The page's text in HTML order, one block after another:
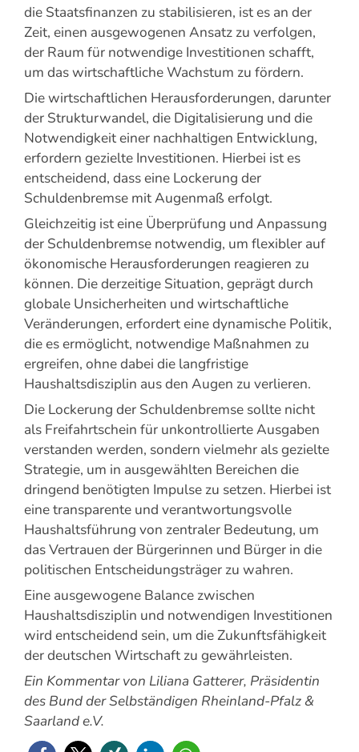
die Staatsfinanzen zu stabilisieren, ist es an der
Zeit, einen ausgewogenen Ansatz zu verfolgen,
der Raum für notwendige Investitionen schafft,
um das wirtschaftliche Wachstum zu fördern.
Die wirtschaftlichen Herausforderungen, darunter
der Strukturwandel, die Digitalisierung und die
Notwendigkeit einer nachhaltigen Entwicklung,
erfordern gezielte Investitionen. Hierbei ist es
entscheidend, dass eine Lockerung der
Schuldenbremse mit Augenmaß erfolgt.
Gleichzeitig ist eine Überprüfung und Anpassung
der Schuldenbremse notwendig, um flexibler auf
ökonomische Herausforderungen reagieren zu
können. Die derzeitige Situation, geprägt durch
globale Unsicherheiten und wirtschaftliche
Veränderungen, erfordert eine dynamische Politik,
die es ermöglicht, notwendige Maßnahmen zu
ergreifen, ohne dabei die langfristige
Haushaltsdisziplin aus den Augen zu verlieren.
Die Lockerung der Schuldenbremse sollte nicht
als Freifahrtschein für unkontrollierte Ausgaben
verstanden werden, sondern vielmehr als gezielte
Strategie, um in ausgewählten Bereichen die
dringend benötigten Impulse zu setzen. Hierbei ist
eine transparente und verantwortungsvolle
Haushaltsführung von zentraler Bedeutung, um
das Vertrauen der Bürgerinnen und Bürger in die
politischen Entscheidungsträger zu wahren.
Eine ausgewogene Balance zwischen
Haushaltsdisziplin und notwendigen Investitionen
wird entscheidend sein, um die Zukunftsfähigkeit
der deutschen Wirtschaft zu gewährleisten.
Ein Kommentar von Liliana Gatterer, Präsidentin
des Bund der Selbständigen Rheinland-Pfalz &
Saarland e.V.